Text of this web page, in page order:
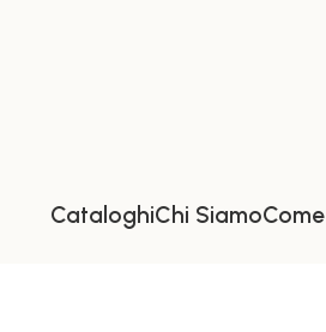
CataloghiChi Siamo